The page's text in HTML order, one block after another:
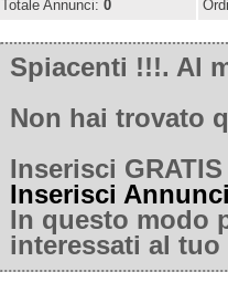
Totale Annunci: 0
Spiacenti !!!. Al
Non hai trovato
Inserisci
Inserisci
In questo modo
interessati al